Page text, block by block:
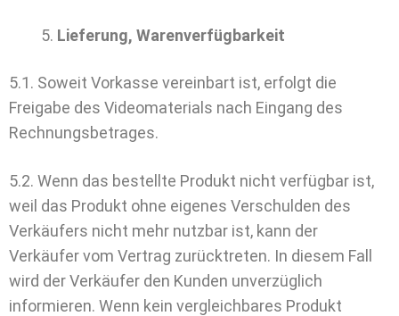
Lieferung, Warenverfügbarkeit
5.1. Soweit Vorkasse vereinbart ist, erfolgt die
Freigabe des Videomaterials nach Eingang des
Rechnungsbetrages.
5.2. Wenn das bestellte Produkt nicht verfügbar ist,
weil das Produkt ohne eigenes Verschulden des
Verkäufers nicht mehr nutzbar ist, kann der
Verkäufer vom Vertrag zurücktreten. In diesem Fall
wird der Verkäufer den Kunden unverzüglich
informieren. Wenn kein vergleichbares Produkt